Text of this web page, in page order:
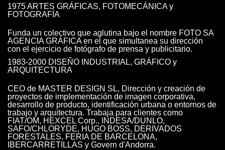
1975 ARTES GRÁFICAS, FOTOMECÁNICA y
FOTOGRAFÍA
Funda un colectivo que aglutina bajo el nombre FOTO SA
AGENCIA GRÁFICA en el que simultanea su dirección
con el ejercicio de fotógrafo de prensa y publicitario.
1983-2000 DISEÑO INDUSTRIAL, GRÁFICO y
ARQUITECTURA
CEO de MASTER DESIGN SL, Dirección y creación de
proyectos de implementación de imagen corporativa,
desarrollo de producto, identificación urbana o entornos de
trabajo y arquitectura. Trabaja para clientes como
FIAT/OM, HEXCEL Corp., INDESA/DUNLO,
SAFO/CHLORYDE, HUGO BOSS, DERIVADOS
FORESTALES, FERIA DE BARCELONA,
IBERCARRETILLAS y Govern d'Andorra.